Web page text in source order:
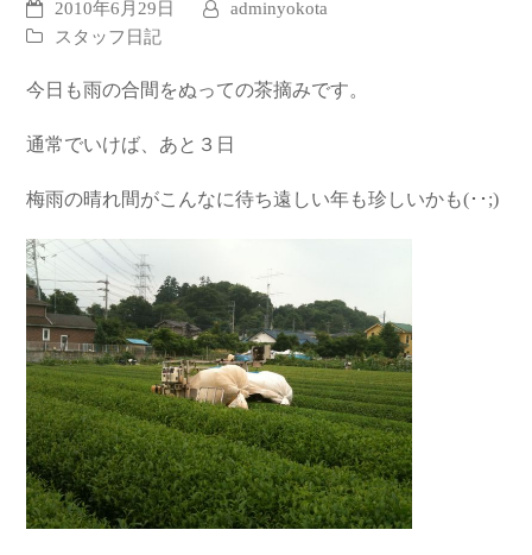
2010年6月29日
adminyokota
スタッフ日記
今日も雨の合間をぬっての茶摘みです。
通常でいけば、あと３日
梅雨の晴れ間がこんなに待ち遠しい年も珍しいかも(･･;)